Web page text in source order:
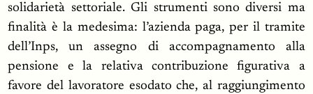
solidarietà settoriale. Gli strumenti sono diversi ma
finalità è la medesima: l’azienda paga, per il tramite
dell’Inps, un assegno di accompagnamento alla
pensione e la relativa contribuzione figurativa a
favore del lavoratore esodato che, al raggiungimento